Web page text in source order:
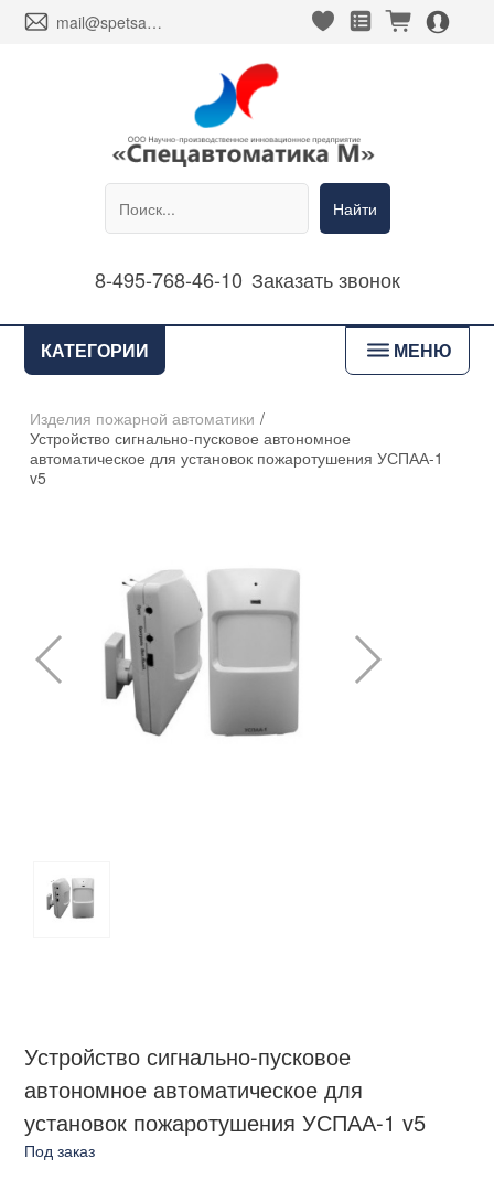
envelope mail@spetsavtomatika-m.ru heart_fill square_favorites_fill cart_fill person_alt_circle_fill
Найти
8-495-768-46-10 Заказать звонок
КАТЕГОРИИ bars МЕНЮ
Изделия пожарной автоматики /
Устройство сигнально-пусковое автономное
автоматическое для установок пожаротушения УСПАА-1
v5
Устройство сигнально-пусковое
автономное автоматическое для
установок пожаротушения УСПАА-1 v5
Под заказ